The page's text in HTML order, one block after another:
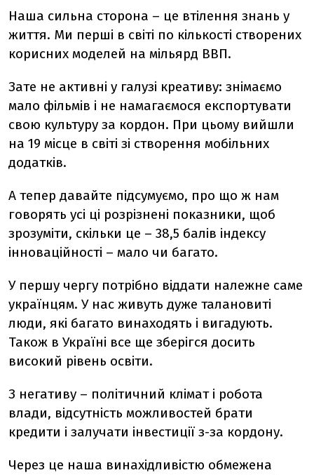
Наша сильна сторона – це втілення знань у
життя. Ми перші в світі по кількості створених
корисних моделей на мільярд ВВП.
Зате не активні у галузі креативу: знімаємо
мало фільмів і не намагаємося експортувати
свою культуру за кордон. При цьому вийшли
на 19 місце в світі зі створення мобільних
додатків.
А тепер давайте підсумуємо, про що ж нам
говорять усі ці розрізнені показники, щоб
зрозуміти, скільки це – 38,5 балів індексу
інноваційності – мало чи багато.
У першу чергу потрібно віддати належне саме
українцям. У нас живуть дуже талановиті
люди, які багато винаходять і вигадують.
Також в Україні все ще зберігся досить
високий рівень освіти.
З негативу – політичний клімат і робота
влади, відсутність можливостей брати
кредити і залучати інвестиції з-за кордону.
Через це наша винахідливістю обмежена